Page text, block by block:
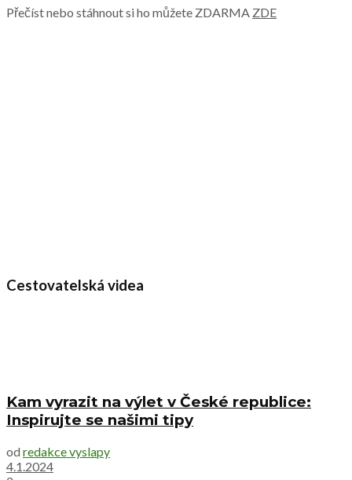
Přečíst nebo stáhnout si ho můžete ZDARMA ZDE
Cestovatelská videa
Kam vyrazit na výlet v České republice:
Inspirujte se našimi tipy
od redakce vyslapy
4.1.2024